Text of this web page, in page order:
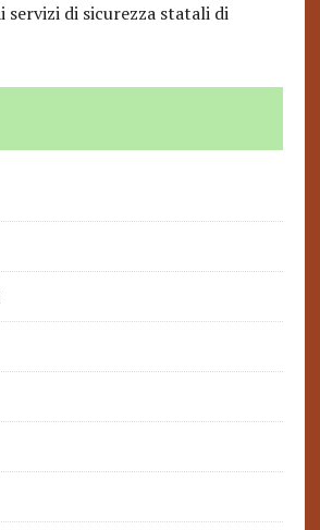
servizi di sicurezza statali di